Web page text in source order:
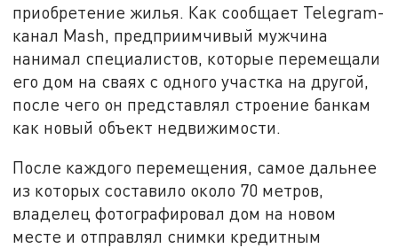
приобретение жилья. Как сообщает Telegram-
канал Mash, предприимчивый мужчина
нанимал специалистов, которые перемещали
его дом на сваях с одного участка на другой,
после чего он представлял строение банкам
как новый объект недвижимости.
После каждого перемещения, самое дальнее
из которых составило около 70 метров,
владелец фотографировал дом на новом
месте и отправлял снимки кредитным